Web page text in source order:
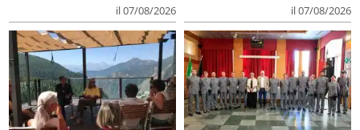
il 07/08/2026 il 07/08/2026